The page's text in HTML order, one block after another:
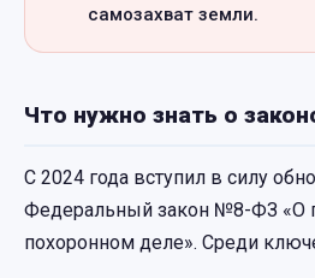
самозахват земли.
Что нужно знать о
С 2024 года вступил в силу
Федеральный закон №8-ФЗ «О
похоронном деле». Среди